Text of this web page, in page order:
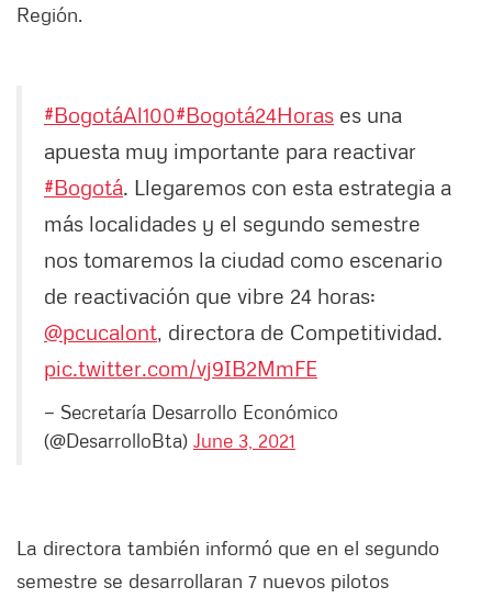
Región.
#BogotáAl100#Bogotá24Horas es una
apuesta muy importante para reactivar
#Bogotá. Llegaremos con esta estrategia a
más localidades y el segundo semestre
nos tomaremos la ciudad como escenario
de reactivación que vibre 24 horas:
@pcucalont , directora de Competitividad.
pic.twitter.com/vj9IB2MmFE
— Secretaría Desarrollo Económico
(@DesarrolloBta) June 3, 2021
La directora también informó que en el segundo
semestre se desarrollaran 7 nuevos pilotos